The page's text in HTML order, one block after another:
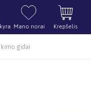
Mano norai Krepšelis
gidai